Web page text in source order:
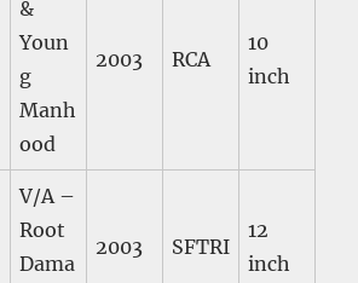
&
Youn
g
Manh
ood
2003 RCA
10
inch
V/A –
Root
Dama
2003 SFTRI
12
inch